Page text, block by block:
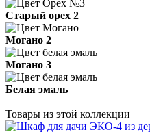
Старый орех 2
Могано 2
Могано 3
Белая эмаль
Товары из этой коллекции